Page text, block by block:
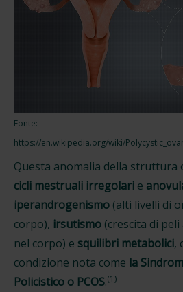
Fonte:
https://en.wikipedia.org/wiki/
Questa anomalia della struttura
cicli mestruali irregolari e
iperandrogenismo (alti livelli di
corpo), irsutismo (crescita di
nel corpo) e squilibri metabolici,
condizione nota come la
Policistico o PCOS.(1)